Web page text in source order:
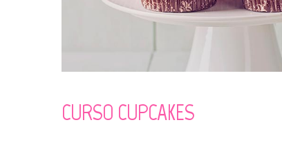
CURSO CUPCAKES